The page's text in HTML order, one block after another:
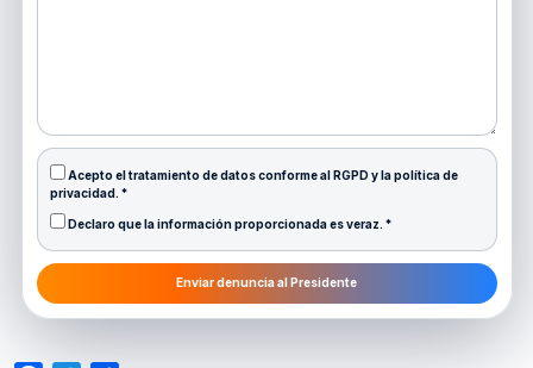
Acepto el tratamiento de datos conforme al RGPD y la política de
privacidad. *
Declaro que la información proporcionada es veraz. *
Enviar denuncia al Presidente